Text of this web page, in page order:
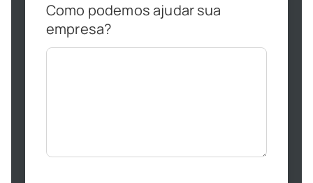
Como podemos ajudar sua
empresa?